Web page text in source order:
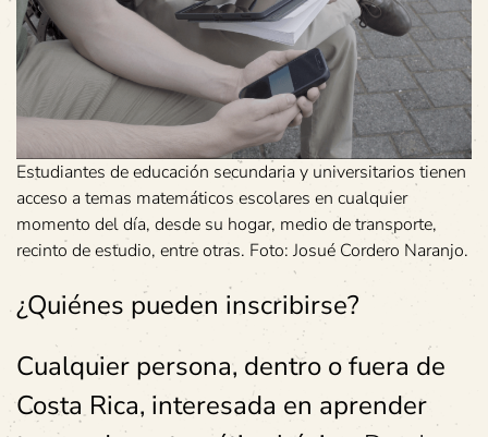
Estudiantes de educación secundaria y universitarios tienen
acceso a temas matemáticos escolares en cualquier
momento del día, desde su hogar, medio de transporte,
recinto de estudio, entre otras. Foto: Josué Cordero Naranjo.
¿Quiénes pueden inscribirse?
Cualquier persona, dentro o fuera de
Costa Rica, interesada en aprender